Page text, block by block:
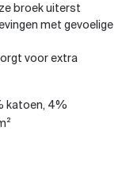
broek uiterst
met gevoelige
voor extra
katoen, 4%